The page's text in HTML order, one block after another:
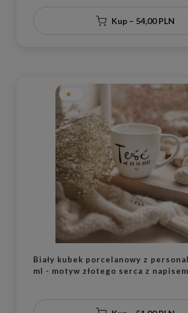
Kup – 54,00 PLN
Biały kubek porcelanowy z
ml - motyw złotego serca z